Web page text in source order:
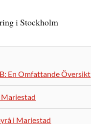
i Stockholm
En Omfattande Översikt
i Mariestad